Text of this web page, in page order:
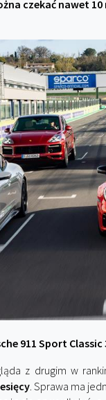
czekać nawet
911 Sport
z drugim w
. Sprawa ma